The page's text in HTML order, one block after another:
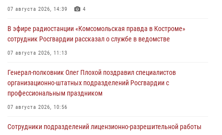
07 августа 2026, 14:39 4
В эфире радиостанции «Комсомольская правда в Костроме»
сотрудник Росгвардии рассказал о службе в ведомстве
07 августа 2026, 11:13
Генерал-полковник Олег Плохой поздравил специалистов
организационно-штатных подразделений Росгвардии с
профессиональным праздником
07 августа 2026, 10:56
Сотрудники подразделений лицензионно-разрешительной работы